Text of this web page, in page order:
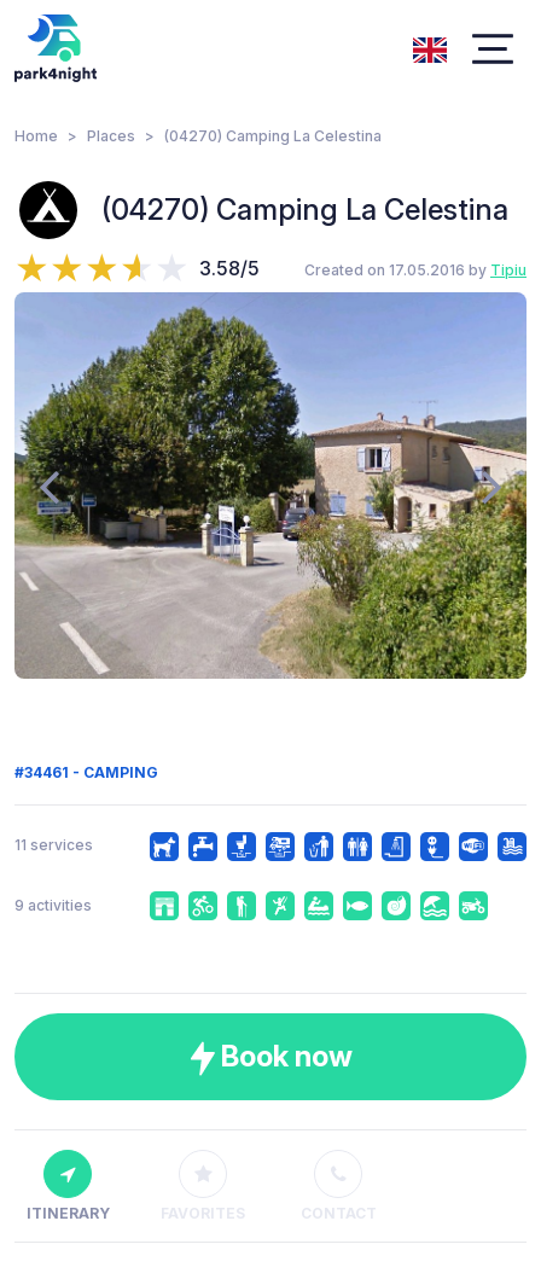
Home Places (04270) Camping La Celestina
(04270) Camping La Celestina
3.58/5 Created on 17.05.2016 by Tipiu
#34461 - CAMPING
11 services
9 activities
Book now
ITINERARY FAVORITES CONTACT